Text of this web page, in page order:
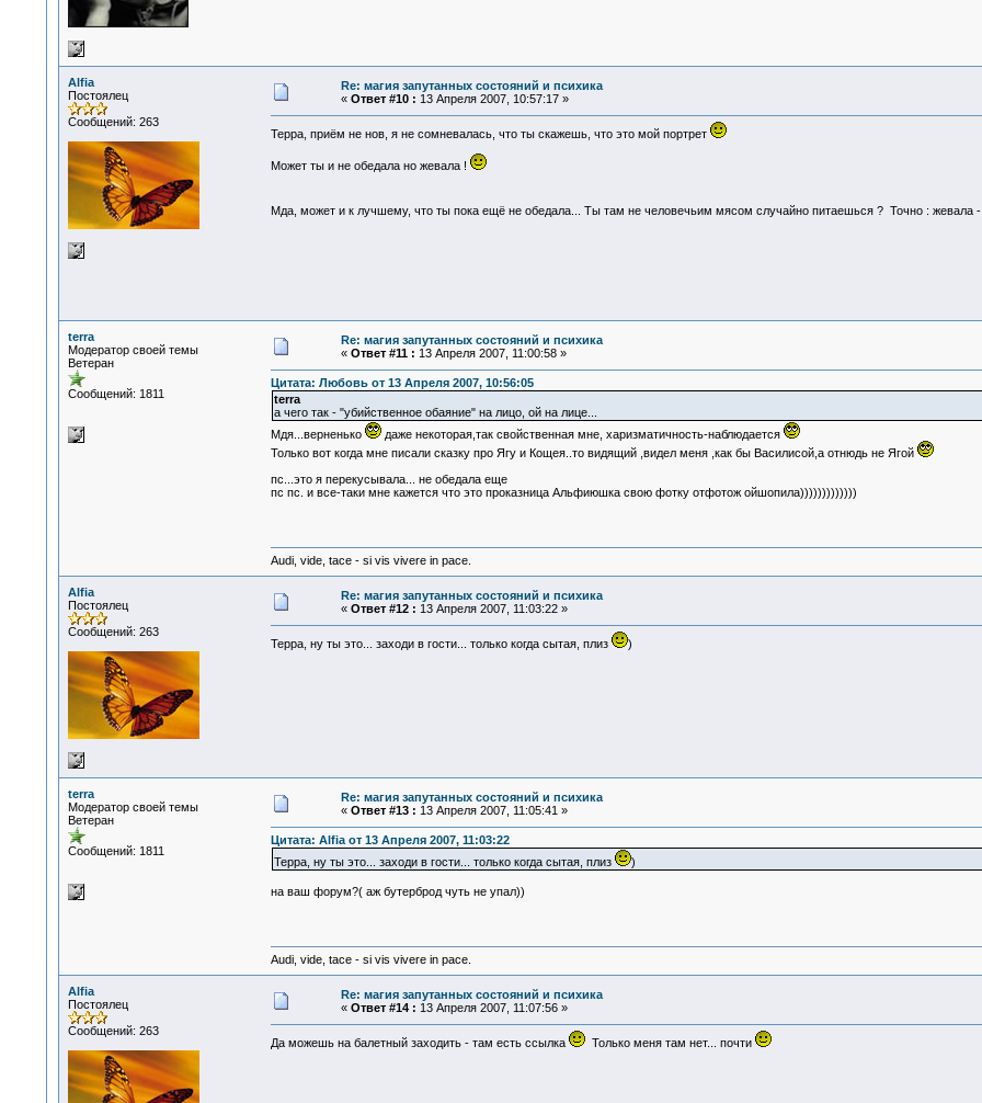
Alfia
Постоялец
Сообщений: 263
Re: магия запутанных состояний и психика
« Ответ #10 : 13 Апреля 2007, 10:57:17 »
Терра, приём не нов, я не сомневалась, что ты скажешь, что это мой портрет
Может ты и не обедала но жевала !
Мда, может и к лучшему, что ты пока ещё не обедала... Ты там не человечьим мясом случайно питаешься ? Точно : жевала
terra
Модератор своей темы
Ветеран
Сообщений: 1811
Re: магия запутанных состояний и психика
« Ответ #11 : 13 Апреля 2007, 11:00:58 »
Цитата: Любовь от 13 Апреля 2007, 10:56:05
terra
а чего так - "убийственное обаяние" на лицо, ой на лице...
Мдя...верненько
даже некоторая,так свойственная мне, харизматичность-наблюдается
Только вот когда мне писали сказку про Ягу и Кощея..то видящий ,видел меня ,как бы Василисой,а отнюдь не Ягой
пс...это я перекусывала... не обедала еще
пс пс. и все-таки мне кажется что это проказница Альфиюшка свою фотку отфотож ойшопила)))))))))))))
Audi, vide, tace - si vis vivere in pace.
Alfia
Постоялец
Сообщений: 263
Re: магия запутанных состояний и психика
« Ответ #12 : 13 Апреля 2007, 11:03:22 »
Терра, ну ты это... заходи в гости... только когда сытая, плиз )
terra
Модератор своей темы
Ветеран
Сообщений: 1811
Re: магия запутанных состояний и психика
« Ответ #13 : 13 Апреля 2007, 11:05:41 »
Цитата: Alfia от 13 Апреля 2007, 11:03:22
Терра, ну ты это... заходи в гости... только когда сытая, плиз
)
на ваш форум?( аж бутерброд чуть не упал))
Audi, vide, tace - si vis vivere in pace.
Alfia
Постоялец
Сообщений: 263
Re: магия запутанных состояний и психика
« Ответ #14 : 13 Апреля 2007, 11:07:56 »
Да можешь на балетный заходить - там есть ссылка Только меня там нет... почти